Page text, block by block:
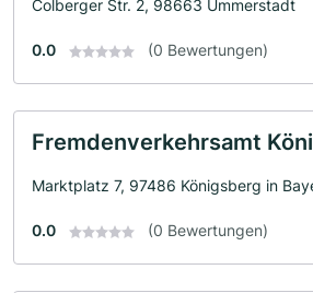
Colberger Str. 2, 98663 Ummerstadt
0.0 (0 Bewertungen)
Fremdenverkehrsamt
Marktplatz 7, 97486 Königsberg in
0.0 (0 Bewertungen)